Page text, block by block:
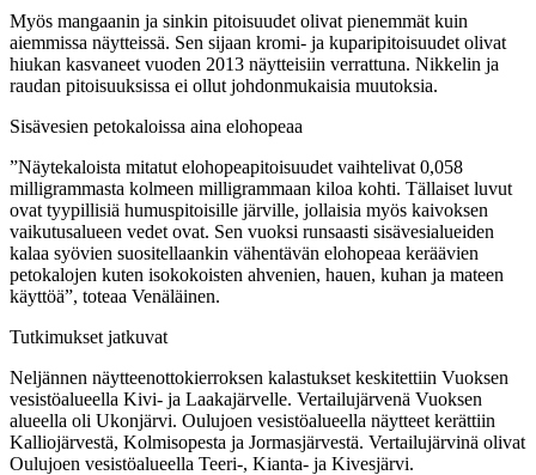
Myös mangaanin ja sinkin pitoisuudet olivat pienemmät kuin
aiemmissa näytteissä. Sen sijaan kromi- ja kuparipitoisuudet olivat
hiukan kasvaneet vuoden 2013 näytteisiin verrattuna. Nikkelin ja
raudan pitoisuuksissa ei ollut johdonmukaisia muutoksia.
Sisävesien petokaloissa aina elohopeaa
”Näytekaloista mitatut elohopeapitoisuudet vaihtelivat 0,058
milligrammasta kolmeen milligrammaan kiloa kohti. Tällaiset luvut
ovat tyypillisiä humuspitoisille järville, jollaisia myös kaivoksen
vaikutusalueen vedet ovat. Sen vuoksi runsaasti sisävesialueiden
kalaa syövien suositellaankin vähentävän elohopeaa keräävien
petokalojen kuten isokokoisten ahvenien, hauen, kuhan ja mateen
käyttöä”, toteaa Venäläinen.
Tutkimukset jatkuvat
Neljännen näytteenottokierroksen kalastukset keskitettiin Vuoksen
vesistöalueella Kivi- ja Laakajärvelle. Vertailujärvenä Vuoksen
alueella oli Ukonjärvi. Oulujoen vesistöalueella näytteet kerättiin
Kalliojärvestä, Kolmisopesta ja Jormasjärvestä. Vertailujärvinä olivat
Oulujoen vesistöalueella Teeri-, Kianta- ja Kivesjärvi.